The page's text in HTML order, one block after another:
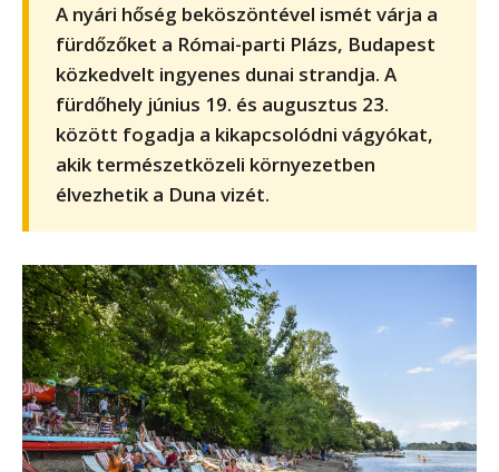
A nyári hőség beköszöntével ismét várja a
fürdőzőket a Római-parti Plázs, Budapest
közkedvelt ingyenes dunai strandja. A
fürdőhely június 19. és augusztus 23.
között fogadja a kikapcsolódni vágyókat,
akik természetközeli környezetben
élvezhetik a Duna vizét.